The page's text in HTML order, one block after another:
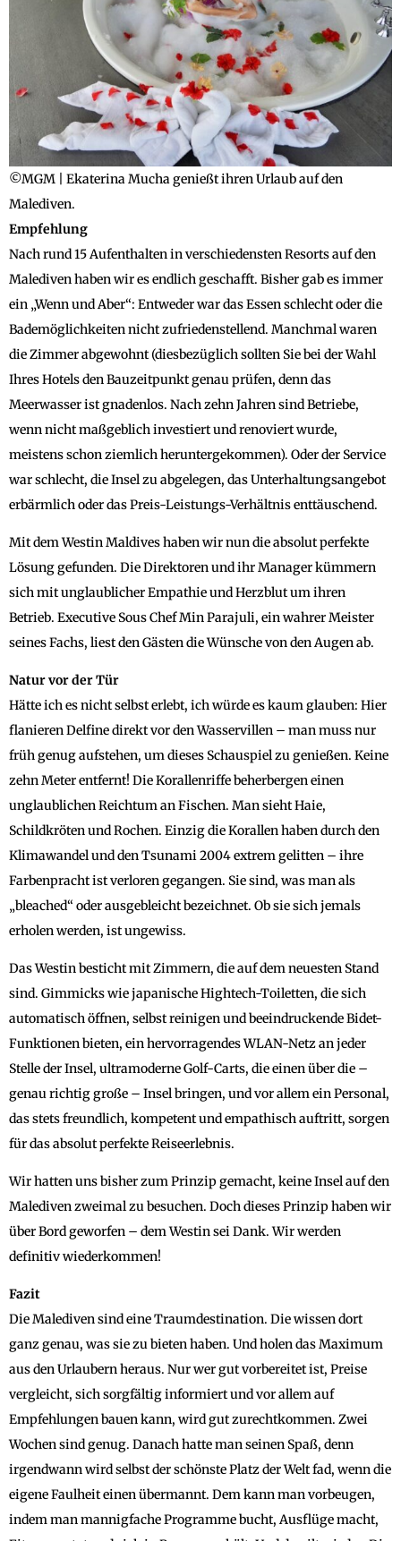
©MGM | Ekaterina Mucha genießt ihren Urlaub auf den
Malediven.
Empfehlung
Nach rund 15 Aufenthalten in verschiedensten Resorts auf den
Malediven haben wir es endlich geschafft. Bisher gab es immer
ein „Wenn und Aber“: Entweder war das Essen schlecht oder die
Bademöglichkeiten nicht zufriedenstellend. Manchmal waren
die Zimmer abgewohnt (diesbezüglich sollten Sie bei der Wahl
Ihres Hotels den Bauzeitpunkt genau prüfen, denn das
Meerwasser ist gnadenlos. Nach zehn Jahren sind Betriebe,
wenn nicht maßgeblich investiert und renoviert wurde,
meistens schon ziemlich heruntergekommen). Oder der Service
war schlecht, die Insel zu abgelegen, das Unterhaltungsangebot
erbärmlich oder das Preis-Leistungs-Verhältnis enttäuschend.
Mit dem Westin Maldives haben wir nun die absolut perfekte
Lösung gefunden. Die Direktoren und ihr Manager kümmern
sich mit unglaublicher Empathie und Herzblut um ihren
Betrieb. Executive Sous Chef Min Parajuli, ein wahrer Meister
seines Fachs, liest den Gästen die Wünsche von den Augen ab.
Natur vor der Tür
Hätte ich es nicht selbst erlebt, ich würde es kaum glauben: Hier
flanieren Delfine direkt vor den Wasservillen – man muss nur
früh genug aufstehen, um dieses Schauspiel zu genießen. Keine
zehn Meter entfernt! Die Korallenriffe beherbergen einen
unglaublichen Reichtum an Fischen. Man sieht Haie,
Schildkröten und Rochen. Einzig die Korallen haben durch den
Klimawandel und den Tsunami 2004 extrem gelitten – ihre
Farbenpracht ist verloren gegangen. Sie sind, was man als
„bleached“ oder ausgebleicht bezeichnet. Ob sie sich jemals
erholen werden, ist ungewiss.
Das Westin besticht mit Zimmern, die auf dem neuesten Stand
sind. Gimmicks wie japanische Hightech-Toiletten, die sich
automatisch öffnen, selbst reinigen und beeindruckende Bidet-
Funktionen bieten, ein hervorragendes WLAN-Netz an jeder
Stelle der Insel, ultramoderne Golf-Carts, die einen über die –
genau richtig große – Insel bringen, und vor allem ein Personal,
das stets freundlich, kompetent und empathisch auftritt, sorgen
für das absolut perfekte Reiseerlebnis.
Wir hatten uns bisher zum Prinzip gemacht, keine Insel auf den
Malediven zweimal zu besuchen. Doch dieses Prinzip haben wir
über Bord geworfen – dem Westin sei Dank. Wir werden
definitiv wiederkommen!
Fazit
Die Malediven sind eine Traumdestination. Die wissen dort
ganz genau, was sie zu bieten haben. Und holen das Maximum
aus den Urlaubern heraus. Nur wer gut vorbereitet ist, Preise
vergleicht, sich sorgfältig informiert und vor allem auf
Empfehlungen bauen kann, wird gut zurechtkommen. Zwei
Wochen sind genug. Danach hatte man seinen Spaß, denn
irgendwann wird selbst der schönste Platz der Welt fad, wenn die
eigene Faulheit einen übermannt. Dem kann man vorbeugen,
indem man mannigfache Programme bucht, Ausflüge macht,